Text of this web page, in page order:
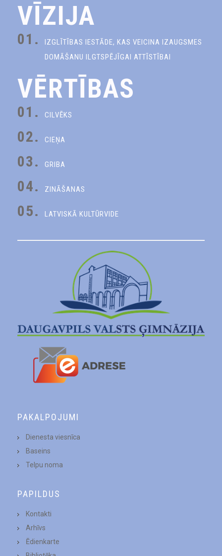
VĪZIJA
01.
IZGLĪTĪBAS IESTĀDE, KAS VEICINA IZAUGSMES
DOMĀŠANU ILGTSPĒJĪGAI ATTĪSTĪBAI
VĒRTĪBAS
01. CILVĒKS
02. CIEŅA
03. GRIBA
04. ZINĀŠANAS
05. LATVISKĀ KULTŪRVIDE
PAKALPOJUMI
Dienesta viesnīca
Baseins
Telpu noma
PAPILDUS
Kontakti
Arhīvs
Ēdienkarte